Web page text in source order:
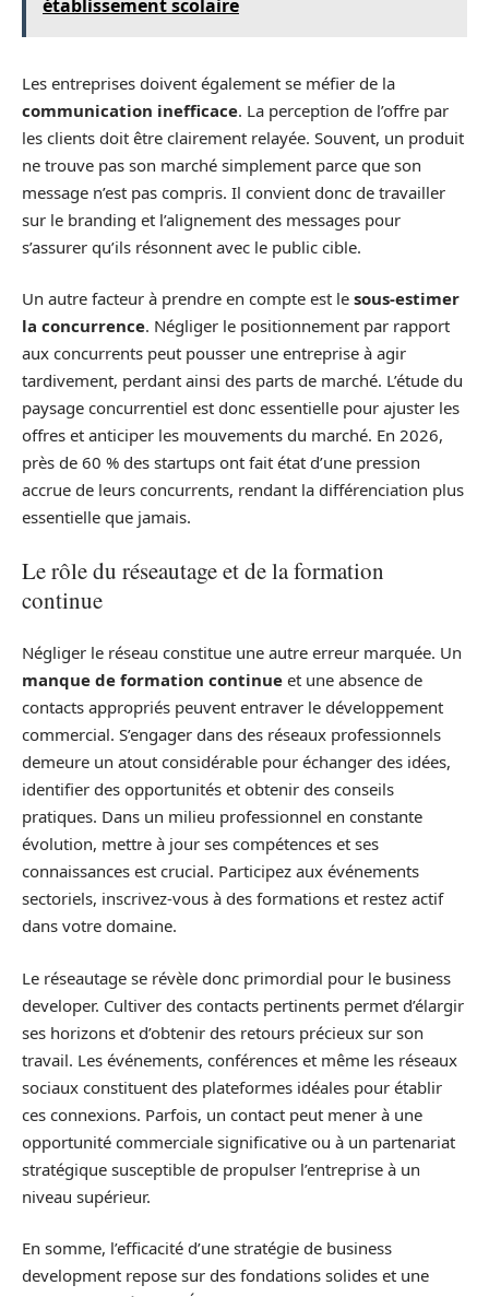
établissement scolaire
Les entreprises doivent également se méfier de la
communication inefficace. La perception de l’offre par
les clients doit être clairement relayée. Souvent, un produit
ne trouve pas son marché simplement parce que son
message n’est pas compris. Il convient donc de travailler
sur le branding et l’alignement des messages pour
s’assurer qu’ils résonnent avec le public cible.
Un autre facteur à prendre en compte est le sous-estimer
la concurrence. Négliger le positionnement par rapport
aux concurrents peut pousser une entreprise à agir
tardivement, perdant ainsi des parts de marché. L’étude du
paysage concurrentiel est donc essentielle pour ajuster les
offres et anticiper les mouvements du marché. En 2026,
près de 60 % des startups ont fait état d’une pression
accrue de leurs concurrents, rendant la différenciation plus
essentielle que jamais.
Le rôle du réseautage et de la formation
continue
Négliger le réseau constitue une autre erreur marquée. Un
manque de formation continue et une absence de
contacts appropriés peuvent entraver le développement
commercial. S’engager dans des réseaux professionnels
demeure un atout considérable pour échanger des idées,
identifier des opportunités et obtenir des conseils
pratiques. Dans un milieu professionnel en constante
évolution, mettre à jour ses compétences et ses
connaissances est crucial. Participez aux événements
sectoriels, inscrivez-vous à des formations et restez actif
dans votre domaine.
Le réseautage se révèle donc primordial pour le business
developer. Cultiver des contacts pertinents permet d’élargir
ses horizons et d’obtenir des retours précieux sur son
travail. Les événements, conférences et même les réseaux
sociaux constituent des plateformes idéales pour établir
ces connexions. Parfois, un contact peut mener à une
opportunité commerciale significative ou à un partenariat
stratégique susceptible de propulser l’entreprise à un
niveau supérieur.
En somme, l’efficacité d’une stratégie de business
development repose sur des fondations solides et une